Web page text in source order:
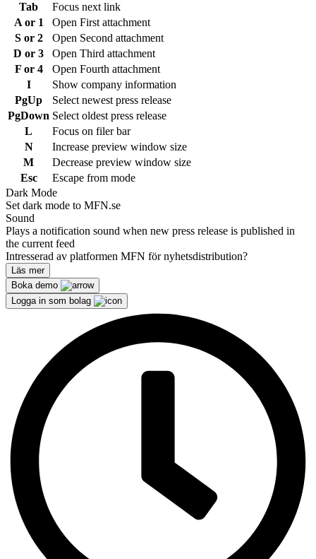
Tab
Focus next link
A or 1
Open First attachment
S or 2
Open Second attachment
D or 3
Open Third attachment
F or 4
Open Fourth attachment
I
Show company information
PgUp
Select newest press release
PgDown Select oldest press release
L
Focus on filer bar
N
Increase preview window size
M
Decrease preview window size
Esc
Escape from mode
Dark Mode
Set dark mode to MFN.se
Sound
Plays a notification sound when new press release is published in
the current feed
Intresserad av platformen MFN för nyhetsdistribution?
Läs mer
Boka demo
Logga in som bolag